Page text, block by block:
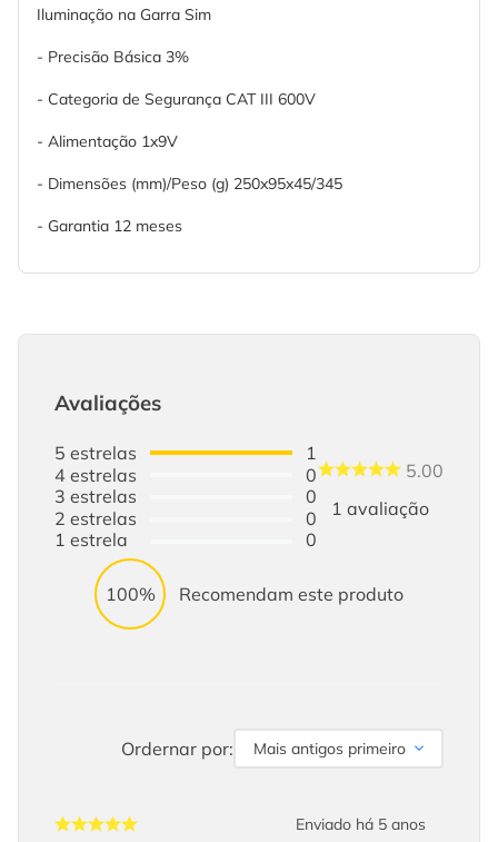
Iluminação na Garra Sim
- Precisão Básica 3%
- Categoria de Segurança CAT III 600V
- Alimentação 1x9V
- Dimensões (mm)/Peso (g) 250x95x45/345
- Garantia 12 meses
Avaliações
5estrelas
4estrelas
3estrelas
2estrelas
1estrela
1
0
0
0
0
5.00
1avaliação
100% Recomendam este produto
Ordernar por: Mais antigos primeiro
Enviado há 5 anos